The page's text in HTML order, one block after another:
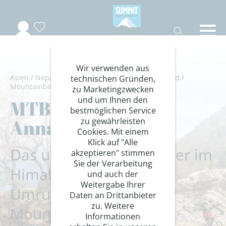
Asien / Nepal Annapurna Himal/Himalaya Rad /
Mountainbike
MTB Nepal: Die
Annapurna-Runde
Das ultimative Abenteuer im
Himalaya - Annapurna-
Umrundung mit dem
Mountainbike
Wir verwenden aus
technischen Gründen,
zu Marketingzwecken
und um Ihnen den
bestmöglichen Service
zu gewährleisten
Cookies. Mit einem
Klick auf "Alle
akzeptieren" stimmen
Sie der Verarbeitung
und auch der
Weitergabe Ihrer
Daten an Drittanbieter
zu. Weitere
Informationen